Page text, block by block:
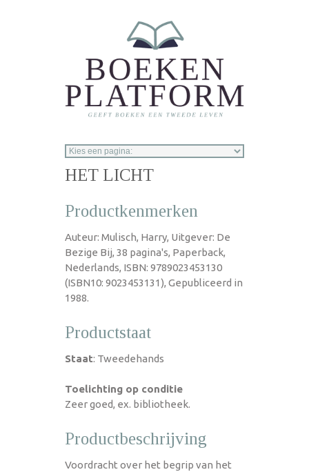
HET LICHT
Productkenmerken
Auteur: Mulisch, Harry, Uitgever: De
Bezige Bij, 38 pagina's, Paperback,
Nederlands, ISBN: 9789023453130
(ISBN10: 9023453131), Gepubliceerd in
1988.
Productstaat
Staat: Tweedehands
Toelichting op conditie
Zeer goed, ex. bibliotheek.
Productbeschrijving
Voordracht over het begrip van het